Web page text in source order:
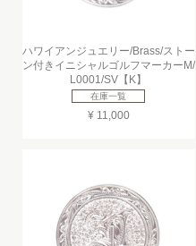
ハワイアンジュエリー/Brass/ストー
ン付きイニシャルゴルフマーカーM/
L0001/SV【K】
在庫一覧
¥ 11,000